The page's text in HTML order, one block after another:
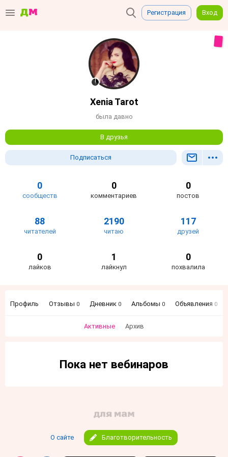
Регистрация Вход
Xenia Tarot
была давно
В друзья
Подписаться
0
сообществ
0
комментариев
0
постов
88
читателей
2190
читаю
117
друзей
0
лайков
1
лайкнул
0
похвалила
Профиль Отзывы 0 Дневник 0 Альбомы 0 Объявления 0
Активные Архив
Пока нет вебинаров
О сайте Благотворительность